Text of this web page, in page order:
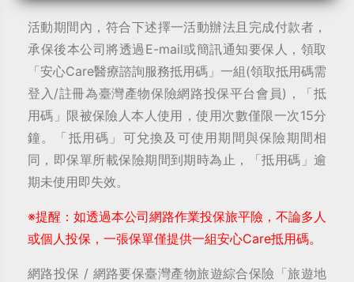
活動期間內，符合下述擇一活動辦法且完成付款者，
承保後本公司將透過E-mail或簡訊通知要保人，領取
「安心Care醫療諮詢服務抵用碼」一組(領取抵用碼需
登入/註冊為臺灣產物保險網路投保平台會員)，「抵
用碼」限被保險人本人使用，使用次數僅限一次15分
鐘。「抵用碼」可兌換及可使用期間與保險期間相
同，即保單所載保險期間到期時為止，「抵用碼」逾
期未使用即失效。
※提醒：如透過本公司網路作業投保旅平險，不論多人
或個人投保，一張保單僅提供一組安心Care抵用碼。
網路投保 / 網路要保臺灣產物旅遊綜合保險「旅遊地